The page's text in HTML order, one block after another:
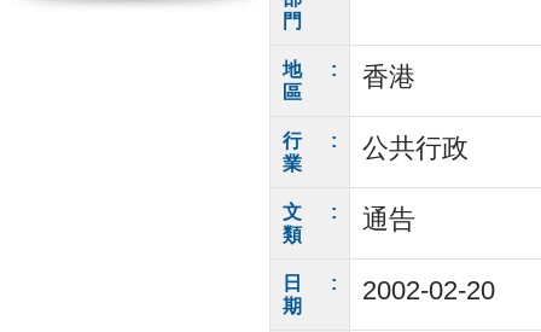
門
地
區
: 香港
行
業
: 公共行政
文
類
: 通告
日
期
: 2002-02-20